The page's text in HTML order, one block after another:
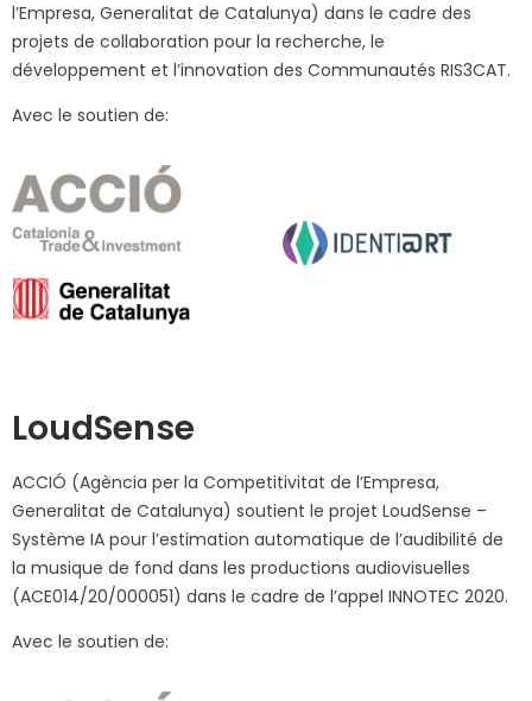
l’Empresa, Generalitat de Catalunya) dans le cadre des
projets de collaboration pour la recherche, le
développement et l’innovation des Communautés RIS3CAT.
Avec le soutien de:
LoudSense
ACCIÓ (Agència per la Competitivitat de l’Empresa,
Generalitat de Catalunya) soutient le projet LoudSense –
Système IA pour l’estimation automatique de l’audibilité de
la musique de fond dans les productions audiovisuelles
(ACE014/20/000051) dans le cadre de l’appel INNOTEC 2020.
Avec le soutien de: